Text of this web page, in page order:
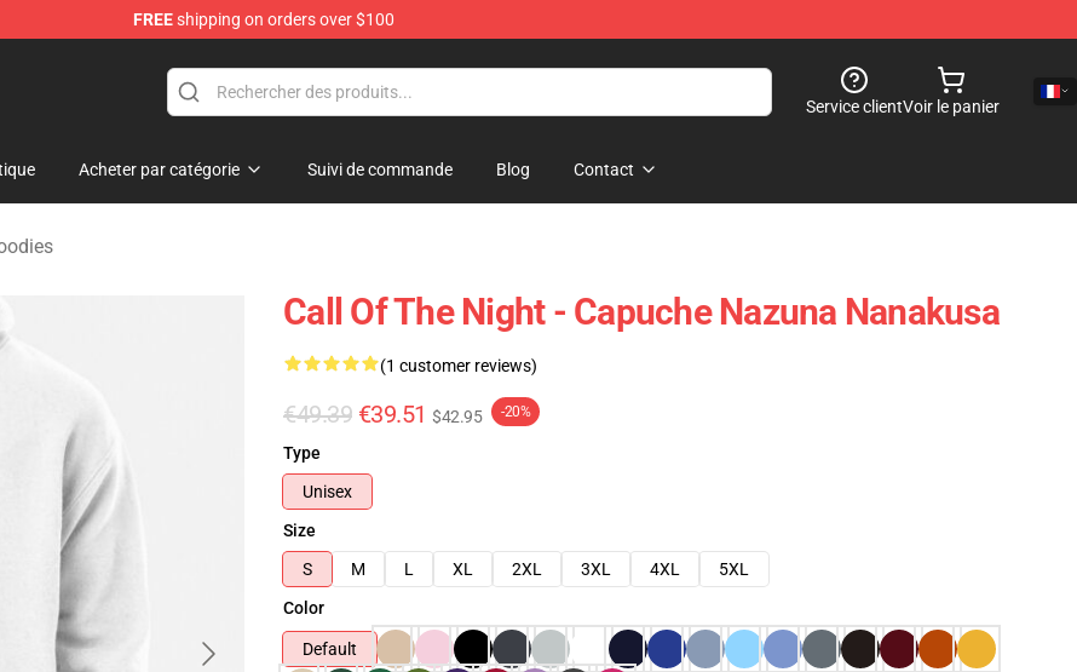
FREEshipping on orders over $100
Service clientVoir le panier
Acheter par catégorie Suivi de commande Blog Contact
Call Of The Night - Capuche Nazuna Nanakusa
(1 customer reviews)
€49.39 €39.51 $42.95 -20%
Type
Unisex
Size
S
M L XL 2XL 3XL 4XL
5XL
Color
Default